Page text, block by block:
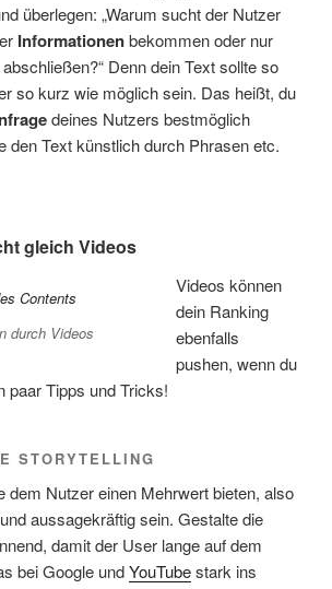
überlegen: „Warum sucht der Nutzer
Informationenbekommen oder nur
abschließen?“ Denn dein Text sollte so
so kurz wie möglich sein. Das heißt, du
deines Nutzers bestmöglich
den Text künstlich durch Phrasen etc.
gleich Videos
durch Videos
Videos können
dein Ranking
ebenfalls
pushen, wenn du
paar Tipps und Tricks!
STORYTELLING
dem Nutzer einen Mehrwert bieten, also
aussagekräftig sein. Gestalte die
damit der User lange auf dem
bei Google undYouTubestark ins